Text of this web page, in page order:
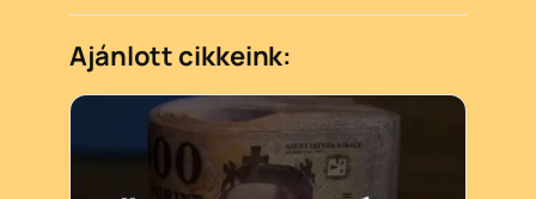
Ajánlott cikkeink: